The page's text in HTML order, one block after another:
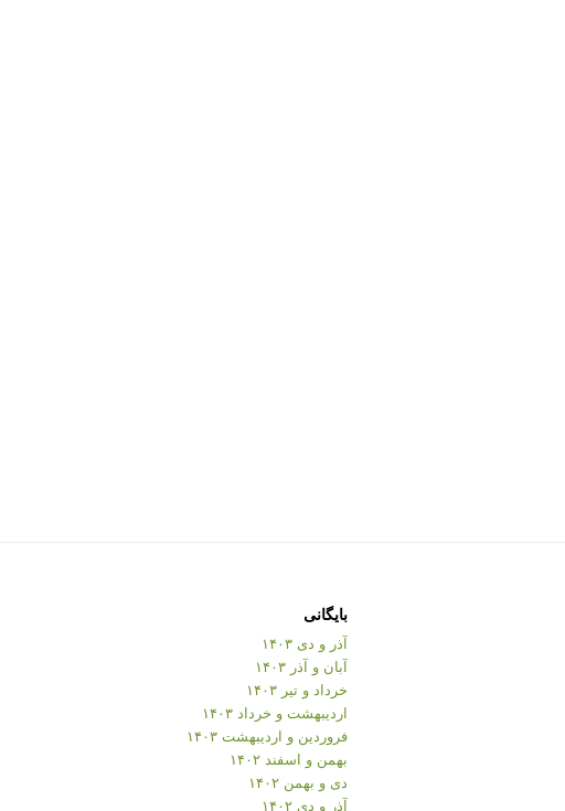
بایگانی
آذر و دی ۱۴۰۳
آبان و آذر ۱۴۰۳
خرداد و تیر ۱۴۰۳
اردیبهشت و خرداد ۱۴۰۳
فروردین و اردیبهشت ۱۴۰۳
بهمن و اسفند ۱۴۰۲
دی و بهمن ۱۴۰۲
آذر و دی ۱۴۰۲